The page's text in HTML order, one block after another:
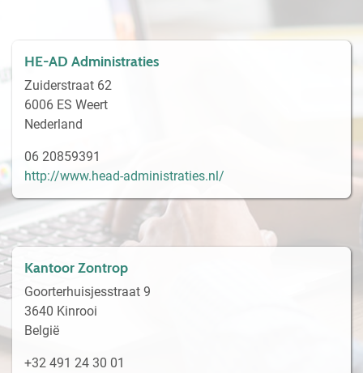
HE-AD Administraties
Zuiderstraat 62
6006 ES Weert
Nederland
06 20859391
http://www.head-administraties.nl/
Kantoor Zontrop
Goorterhuisjesstraat 9
3640 Kinrooi
België
+32 491 24 30 01